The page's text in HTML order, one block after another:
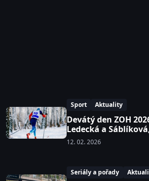
Sport Aktuality
Devátý den ZOH
Ledecká a
12. 02. 2026
Seriály a pořady